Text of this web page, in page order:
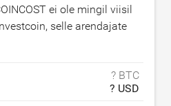
ei ole mingil viisil
selle arendajate
? BTC
? USD